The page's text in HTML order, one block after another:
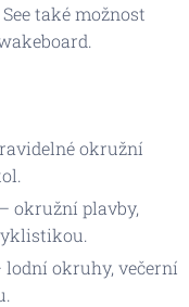
také možnost
okružní
– okružní plavby,
lodní okruhy, večerní